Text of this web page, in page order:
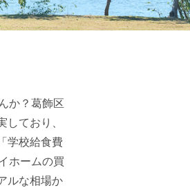
か？葛飾区
ており、
学校給食費
ホームの買
ルな相場か